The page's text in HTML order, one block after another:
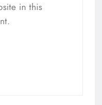
in this